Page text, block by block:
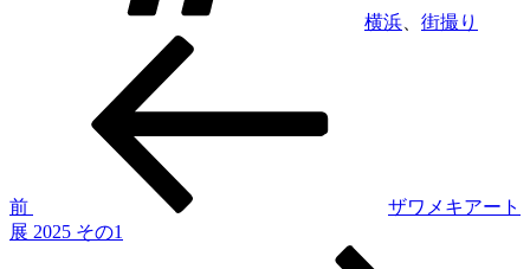
横浜 街撮り
ゲ
ー
前
ザワメキアート
展 2025 その1